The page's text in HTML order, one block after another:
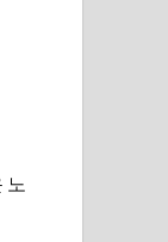
노